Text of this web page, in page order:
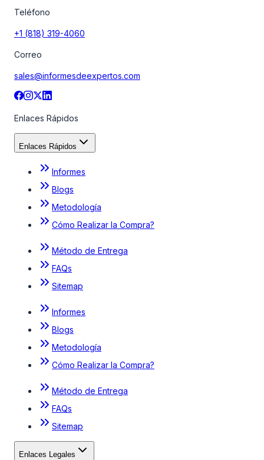
Teléfono
+1 (818) 319-4060
Correo
sales@informesdeexpertos.com
Enlaces Rápidos
Enlaces Rápidos
Informes
Blogs
Metodología
Cómo Realizar la Compra?
Método de Entrega
FAQs
Sitemap
Informes
Blogs
Metodología
Cómo Realizar la Compra?
Método de Entrega
FAQs
Sitemap
Enlaces Legales